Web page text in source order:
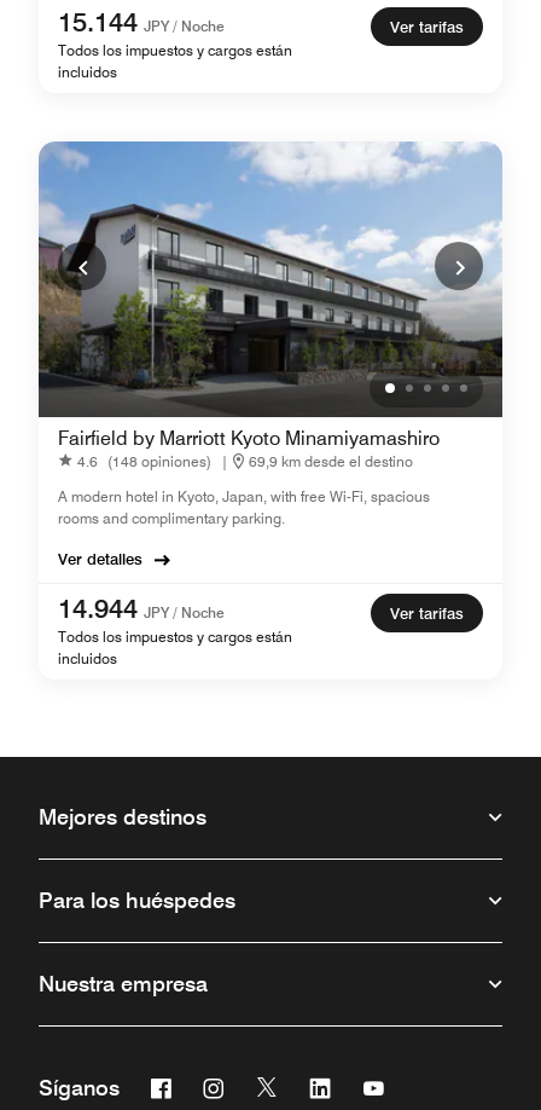
15.144 JPY / Noche
Todos los impuestos y cargos están
incluidos
Ver tarifas
Fairfield by Marriott Kyoto Minamiyamashiro
4.6 (148 opiniones) |
69,9 km desde el destino
A modern hotel in Kyoto, Japan, with free Wi-Fi, spacious
rooms and complimentary parking.
Ver detalles
14.944 JPY / Noche
Todos los impuestos y cargos están
incluidos
Ver tarifas
Mejores destinos
Para los huéspedes
Nuestra empresa
Síganos Facebook
Abre una ventana nueva
Instagram
Abre una ventana nueva
Twitter
Abre una ventana nueva
Linkedin
Abre una ventana nueva
Abre una ventana